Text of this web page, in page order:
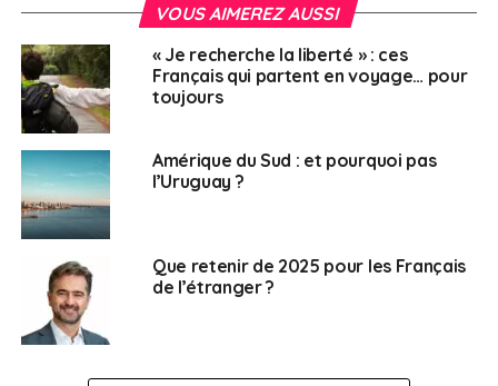
Français à l'étranger
VOUS AIMEREZ AUSSI
« Je recherche la liberté » : ces
Français qui partent en voyage… pour
toujours
Amérique du Sud : et pourquoi pas
l’Uruguay ?
Que retenir de 2025 pour les Français
de l’étranger ?